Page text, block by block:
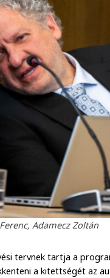
Adamecz Zoltán
tervnek tartja a
a kitettségét az